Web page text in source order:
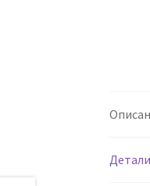
Детали